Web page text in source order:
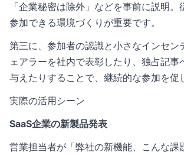
「企業秘密は除外」などを事前に説明。
参加できる環境づくりが重要です。
第三に、参加者の認識と小さなインセン
ェアラーを社内で表彰したり、独占記事
与えたりすることで、継続的な参加を促
実際の活用シーン
SaaS企業の新製品発表
営業担当者が「弊社の新機能、こんな課